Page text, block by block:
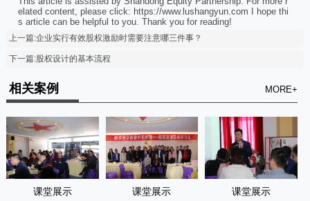
elated content, please click: https://www.lushangyun.com I hope thi
s article can be helpful to you. Thank you for reading!
上一篇:企业实行有效股权激励时需要注意哪三件事？
下一篇:股权设计的基本流程
相关案例 MORE+
课堂展示 课堂展示 课堂展示